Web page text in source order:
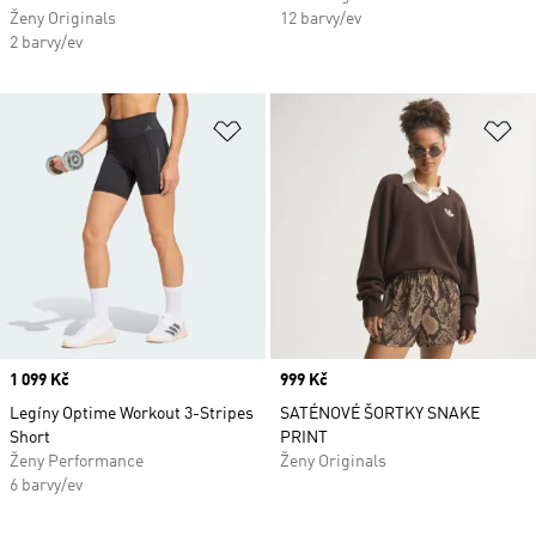
Ženy Originals
2 barvy/ev
12 barvy/ev
Přidat do seznamu přání
Price
1 099 Kč
Legíny Optime Workout 3-Stripes
Short
Ženy Performance
6 barvy/ev
Price
999 Kč
SATÉNOVÉ ŠORTKY SNAKE
PRINT
Ženy Originals